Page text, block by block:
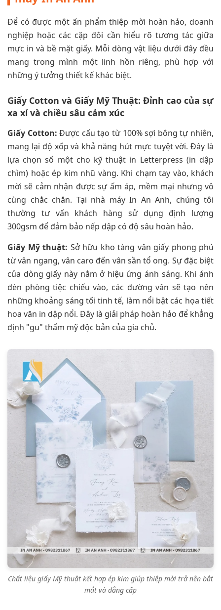
Để có được một ấn phẩm thiệp mời hoàn hảo, doanh
nghiệp hoặc các cặp đôi cần hiểu rõ tương tác giữa
mực in và bề mặt giấy. Mỗi dòng vật liệu dưới đây đều
mang trong mình một linh hồn riêng, phù hợp với
những ý tưởng thiết kế khác biệt.
Giấy Cotton và Giấy Mỹ Thuật: Đỉnh cao của sự
xa xỉ và chiều sâu cảm xúc
Giấy Cotton: Được cấu tạo từ 100% sợi bông tự nhiên,
mang lại độ xốp và khả năng hút mực tuyệt vời. Đây là
lựa chọn số một cho kỹ thuật in Letterpress (in dập
chìm) hoặc ép kim nhũ vàng. Khi chạm tay vào, khách
mời sẽ cảm nhận được sự ấm áp, mềm mại nhưng vô
cùng chắc chắn. Tại nhà máy In An Anh, chúng tôi
thường tư vấn khách hàng sử dụng định lượng
300gsm để đảm bảo nếp dập có độ sâu hoàn hảo.
Giấy Mỹ thuật: Sở hữu kho tàng vân giấy phong phú
từ vân ngang, vân caro đến vân sần tổ ong. Sự đặc biệt
của dòng giấy này nằm ở hiệu ứng ánh sáng. Khi ánh
đèn phòng tiệc chiếu vào, các đường vân sẽ tạo nên
những khoảng sáng tối tinh tế, làm nổi bật các họa tiết
hoa văn in dập nổi. Đây là giải pháp hoàn hảo để khẳng
định "gu" thẩm mỹ độc bản của gia chủ.
Chất liệu giấy Mỹ thuật kết hợp ép kim giúp thiệp mời trở nên bắt
mắt và đẳng cấp